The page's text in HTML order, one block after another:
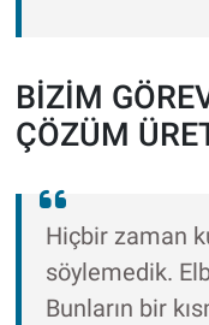
BİZİM
ÇÖZÜM
Hiçbir zaman
söylemedik.
Bunların bir